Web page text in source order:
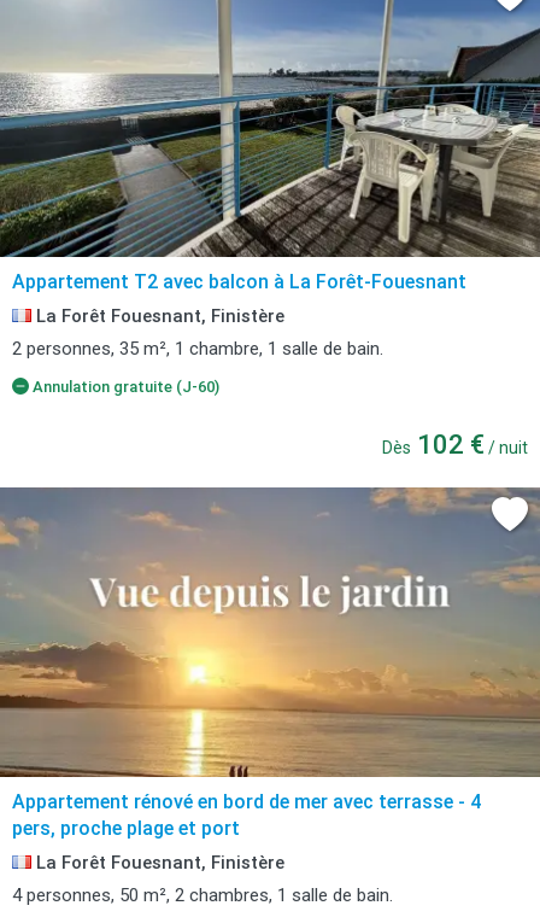
Appartement T2 avec balcon à La Forêt-Fouesnant
La Forêt Fouesnant, Finistère
2 personnes, 35 m², 1 chambre, 1 salle de bain.
Annulation gratuite (J-60)
Dès 102 € / nuit
Appartement rénové en bord de mer avec terrasse - 4
pers, proche plage et port
La Forêt Fouesnant, Finistère
4 personnes, 50 m², 2 chambres, 1 salle de bain.